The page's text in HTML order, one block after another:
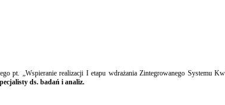
pt. „Wspieranie realizacji I etapu wdrażania Zintegrowanego Systemu
ds. badań i analiz.